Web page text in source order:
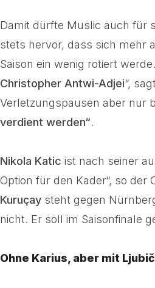
Damit dürfte Muslic auch für
stets hervor, dass sich mehr
Saison ein wenig rotiert
Christopher Antwi-Adjei“,
Verletzungspausen aber nur
verdient werden“.
Nikola Katic ist nach seiner
Option für den Kader“, so
Kuruçay steht gegen
nicht. Er soll im Saisonfinale
Ohne Karius, aber mit